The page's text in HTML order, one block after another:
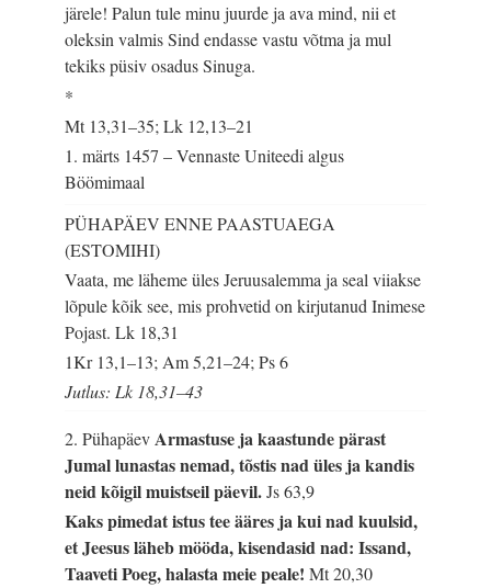
järele! Palun tule minu juurde ja ava mind, nii et
oleksin valmis Sind endasse vastu võtma ja mul
tekiks püsiv osadus Sinuga.
*
Mt 13,31–35; Lk 12,13–21
1. märts 1457 – Vennaste Uniteedi algus
Böömimaal
PÜHAPÄEV ENNE PAASTUAEGA
(ESTOMIHI)
Vaata, me läheme üles Jeruusalemma ja seal viiakse
lõpule kõik see, mis prohvetid on kirjutanud Inimese
Pojast.Lk 18,31
1Kr 13,1–13; Am 5,21–24; Ps 6
Jutlus: Lk 18,31–43
2. Pühapäev Armastuse ja kaastunde pärast
Jumal lunastas nemad, tõstis nad üles ja kandis
neid kõigil muistseil päevil.Js 63,9
Kaks pimedat istus tee ääres ja kui nad kuulsid,
et Jeesus läheb mööda, kisendasid nad: Issand,
Taaveti Poeg, halasta meie peale!Mt 20,30